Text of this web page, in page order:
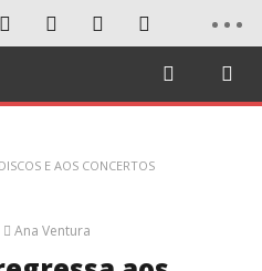
E AOS CONCERTOS
Ana Ventura